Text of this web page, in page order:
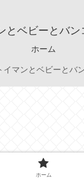
とベビーとバ
ホーム
マンとベビーとバ
ホーム